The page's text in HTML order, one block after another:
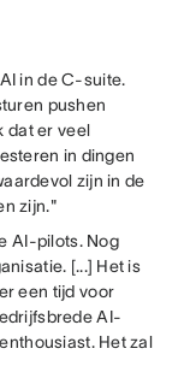
in de C-suite.
pushen
dat er veel
in dingen
zijn in de
zijn."
AI-pilots. Nog
[...] Het is
een tijd voor
AI-
Het zal